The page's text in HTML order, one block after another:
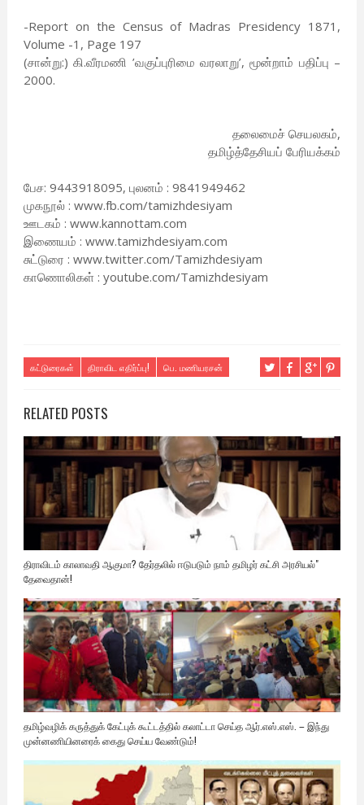
-Report on the Census of Madras Presidency 1871,
Volume -1, Page 197
(சான்று:) கி.வீரமணி ’வகுப்புரிமை வரலாறு’, மூன்றாம் பதிப்பு –
2000.
தலைமைச் செயலகம்,
தமிழ்த்தேசியப் பேரியக்கம்
பேச: 9443918095, புலனம் : 9841949462
முகநூல் : www.fb.com/tamizhdesiyam
ஊடகம் : www.kannottam.com
இணையம் : www.tamizhdesiyam.com
சுட்டுரை : www.twitter.com/Tamizhdesiyam
காணொலிகள் : youtube.com/Tamizhdesiyam
கட்டுரைகள் திராவிட எதிர்ப்பு! பெ. மணியரசன்
RELATED POSTS
திராவிடம் காலாவதி ஆகுமா? தேர்தலில் ஈடுபடும் நாம் தமிழர் கட்சி அரசியல்"
தேவைதான்!
தமிழ்வழிக் கருத்துக் கேட்புக் கூட்டத்தில் கலாட்டா செய்த ஆர்.எஸ்.எஸ். – இந்து
முன்னணியினரைக் கைது செய்ய வேண்டும்!